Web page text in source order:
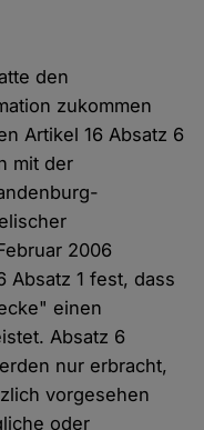
den
zukommen
Artikel 16 Absatz 6
mit der
2006
Absatz 1 fest, dass
einen
Absatz 6
nur erbracht,
vorgesehen
oder